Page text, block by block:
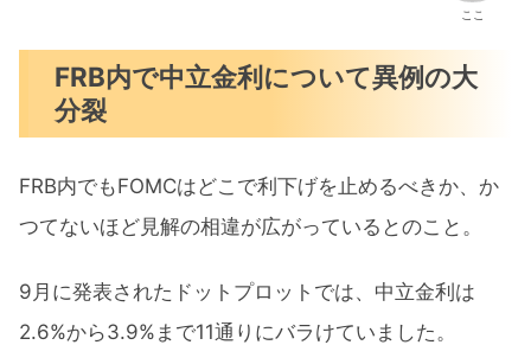
ここ
FRB内で中立金利について異例の大
分裂
FRB内でもFOMCはどこで利下げを止めるべきか、か
つてないほど見解の相違が広がっているとのこと。
9月に発表されたドットプロットでは、中立金利は
2.6%から3.9%まで11通りにバラけていました。